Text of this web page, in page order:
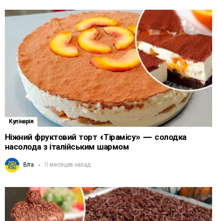
Кулінарія
Ніжний фруктовий торт «Тірамісу» — солодка
насолода з італійським шармом
Віта 11 месяцев назад